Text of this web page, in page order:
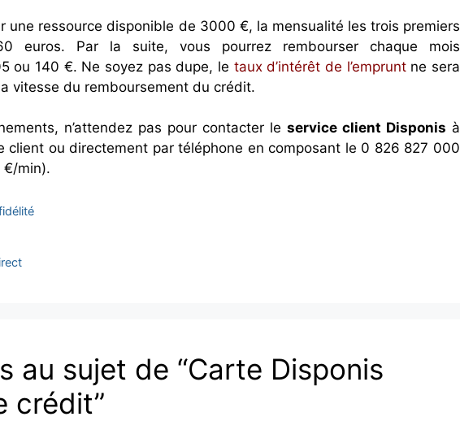
une ressource disponible de 3000 €, la mensualité les trois premiers
euros. Par la suite, vous pourrez rembourser chaque mois
ou 140 €. Ne soyez pas dupe, le taux d’intérêt de l’empruntne sera
vitesse du remboursement du crédit.
n’attendez pas pour contacter le service client Disponis à
client ou directement par téléphone en composant le 0 826 827 000
€/min).
au sujet de “Carte Disponis
crédit”